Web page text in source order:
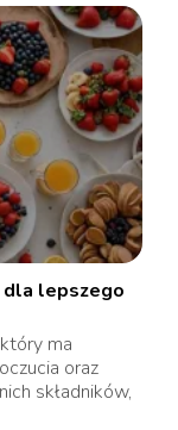
dla lepszego
ma
oraz
składników,